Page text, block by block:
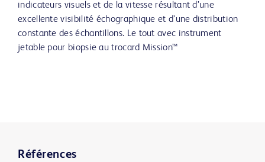
indicateurs visuels et de la vitesse résultant d’une
excellente visibilité échographique et d’une distribution
constante des échantillons. Le tout avec instrument
jetable pour biopsie au trocard Mission™
Références